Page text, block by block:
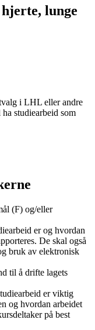
lunge
i LHL eller andre
studiearbeid som
(F) og/eller
er og hvordan
De skal også
bruk av elektronisk
til å drifte lagets
er viktig
og hvordan arbeidet
på best